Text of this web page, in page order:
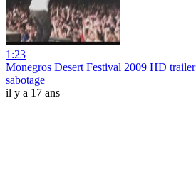
1:23
Monegros Desert Festival 2009 HD trailer
sabotage
il y a 17 ans